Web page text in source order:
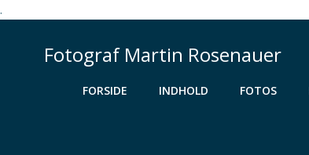
.
Fotograf Martin Rosenauer
FORSIDE INDHOLD FOTOS